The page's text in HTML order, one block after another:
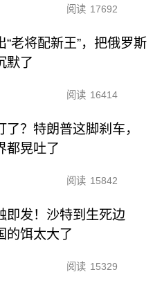
阅读 17692
“老将配新王”，把俄罗斯
默了
阅读 16414
了？特朗普这脚刹车，
都晃吐了
阅读 15842
即发！沙特到生死边
的饵太大了
阅读 15329